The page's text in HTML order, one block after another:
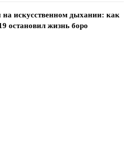
на искусственном дыхании: как
остановил жизнь боро